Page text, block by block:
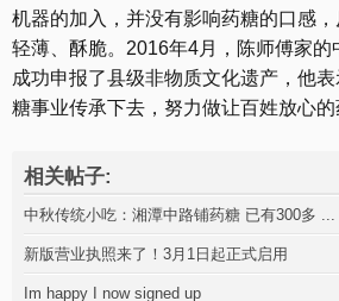
机器的加入，并没有影响药糖的口感
轻薄、酥脆。2016年4月，陈师傅家的
成功申报了县级非物质文化遗产，他
糖事业传承下去，努力做让百姓放心的
相关帖子:
中秋传统小吃：湘潭中路铺药糖 已有300多 ...
新版营业执照来了！3月1日起正式启用
Im happy I now signed up